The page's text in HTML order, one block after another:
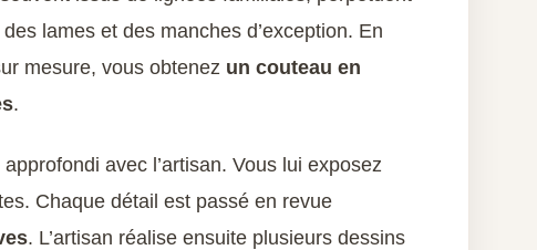
lames et des manches d’exception. En
mesure, vous obtenez un couteau en
.
avec l’artisan. Vous lui exposez
Chaque détail est passé en revue
. L’artisan réalise ensuite plusieurs dessins